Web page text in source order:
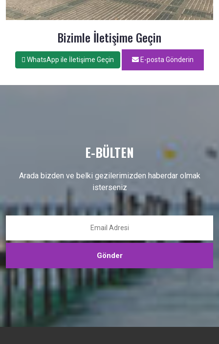
Bizimle İletişime Geçin
WhatsApp ile İletişime Geçin E-posta Gönderin
E-BÜLTEN
Arada bizden ve belki gezilerimizden haberdar olmak
isterseniz